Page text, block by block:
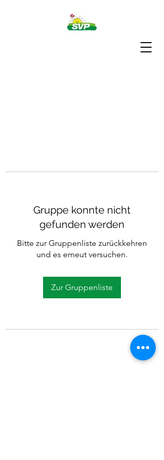
Gruppe konnte nicht
gefunden werden
Bitte zur Gruppenliste zurückkehren
und es erneut versuchen.
Zur Gruppenliste